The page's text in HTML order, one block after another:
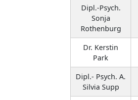
Dipl.-Psych.
Sonja
Rothenburg
Dr. Kerstin
Park
Dipl.- Psych. A.
Silvia Supp